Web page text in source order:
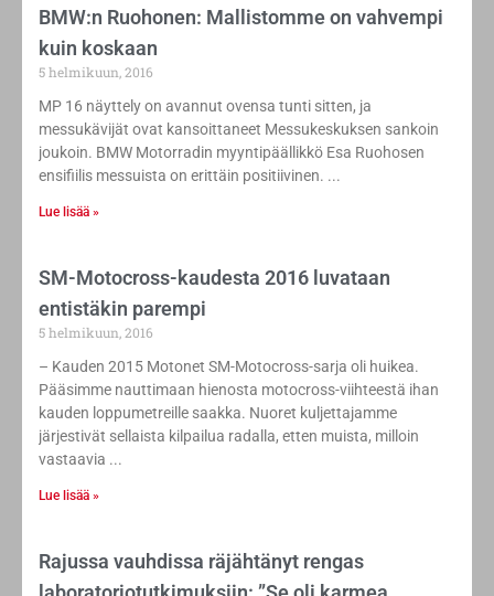
BMW:n Ruohonen: Mallistomme on vahvempi
kuin koskaan
5 helmikuun, 2016
MP 16 näyttely on avannut ovensa tunti sitten, ja
messukävijät ovat kansoittaneet Messukeskuksen sankoin
joukoin. BMW Motorradin myyntipäällikkö Esa Ruohosen
ensifiilis messuista on erittäin positiivinen.
Lue lisää »
SM-Motocross-kaudesta 2016 luvataan
entistäkin parempi
5 helmikuun, 2016
– Kauden 2015 Motonet SM-Motocross-sarja oli huikea.
Pääsimme nauttimaan hienosta motocross-viihteestä ihan
kauden loppumetreille saakka. Nuoret kuljettajamme
järjestivät sellaista kilpailua radalla, etten muista, milloin
vastaavia
Lue lisää »
Rajussa vauhdissa räjähtänyt rengas